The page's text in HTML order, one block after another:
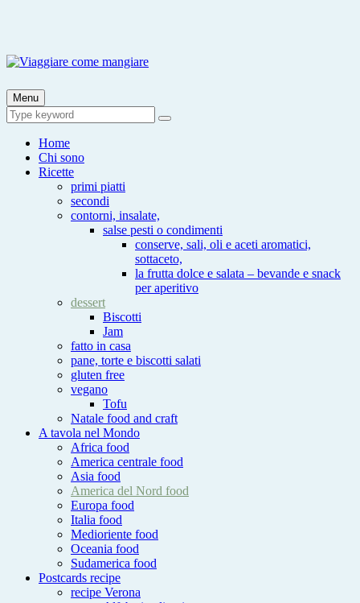
Viaggiare come mangiare
Viaggia impara cucina e aggiungi un posto a tavola
Menu
Search
for:
Search
Home
Chi sono
Ricette
primi piatti
secondi
contorni, insalate,
salse pesti o condimenti
conserve, sali, oli e aceti aromatici,
sottaceto,
la frutta dolce e salata – bevande e snack
per aperitivo
dessert
Biscotti
Jam
fatto in casa
pane, torte e biscotti salati
gluten free
vegano
Tofu
Natale food and craft
A tavola nel Mondo
Africa food
America centrale food
Asia food
America del Nord food
Europa food
Italia food
Medioriente food
Oceania food
Sudamerica food
Postcards recipe
recipe Verona